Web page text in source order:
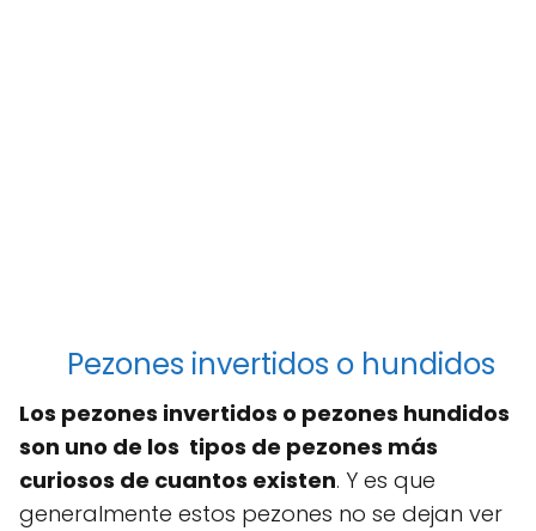
Pezones invertidos o hundidos
Los pezones invertidos o pezones hundidos
son uno de los tipos de pezones más
curiosos de cuantos existen. Y es que
generalmente estos pezones no se dejan ver